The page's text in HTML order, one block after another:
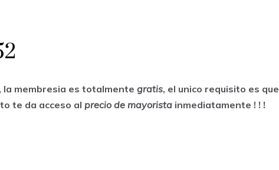
la membresia es totalmente gratis, el unico requisito es que
te da acceso al precio de mayorista inmediatamente ! ! !